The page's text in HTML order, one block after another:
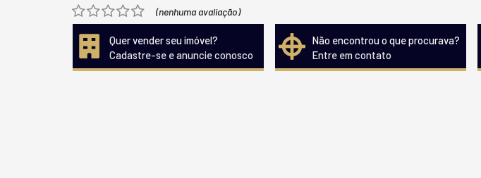
(nenhuma avaliação)
Quer vender seu imóvel?
Cadastre-se e anuncie conosco
Não encontrou o que procurava?
Entre em contato